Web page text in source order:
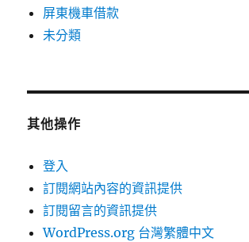
屏東機車借款
未分類
其他操作
登入
訂閱網站內容的資訊提供
訂閱留言的資訊提供
WordPress.org 台灣繁體中文